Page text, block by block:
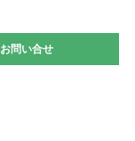
お問い合せ
お問い合せ